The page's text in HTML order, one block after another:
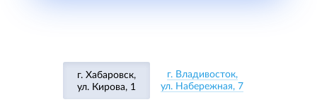
г. Хабаровск,
ул. Кирова, 1
г. Владивосток,
ул. Набережная, 7